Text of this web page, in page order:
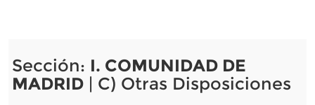
Sección: I. COMUNIDAD DE
MADRID| C) Otras Disposiciones